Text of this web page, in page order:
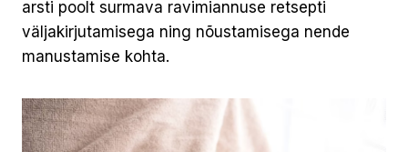
arsti poolt surmava ravimiannuse retsepti
väljakirjutamisega ning nõustamisega nende
manustamise kohta.